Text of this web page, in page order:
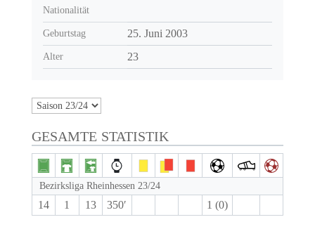
Nationalität
Geburtstag 25. Juni 2003
Alter 23
GESAMTE STATISTIK
Bezirksliga Rheinhessen 23/24
14 1 13 350′ 1 (0)